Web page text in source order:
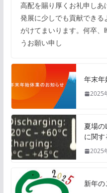
高配を賜り厚くお礼申し
発展に少しでも貢献でき
がけてまいります。何卒、
うお願い申し
年末年
2025
夏場
に関す
2025
新年